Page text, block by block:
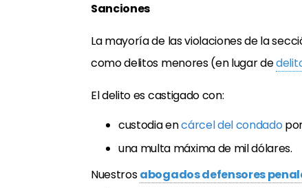
Sanciones
La mayoría de las violaciones de la
como delitos menores (en lugar de
El delito es castigado con:
custodia encárcel del condado
una multa máxima de mil dólares.
Nuestrosabogados defensores